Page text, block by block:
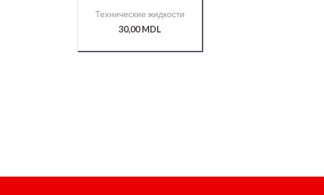
Технические жидкости
30,00MDL